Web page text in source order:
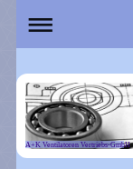
A+K Ventilatoren Vertriebs-GmbH